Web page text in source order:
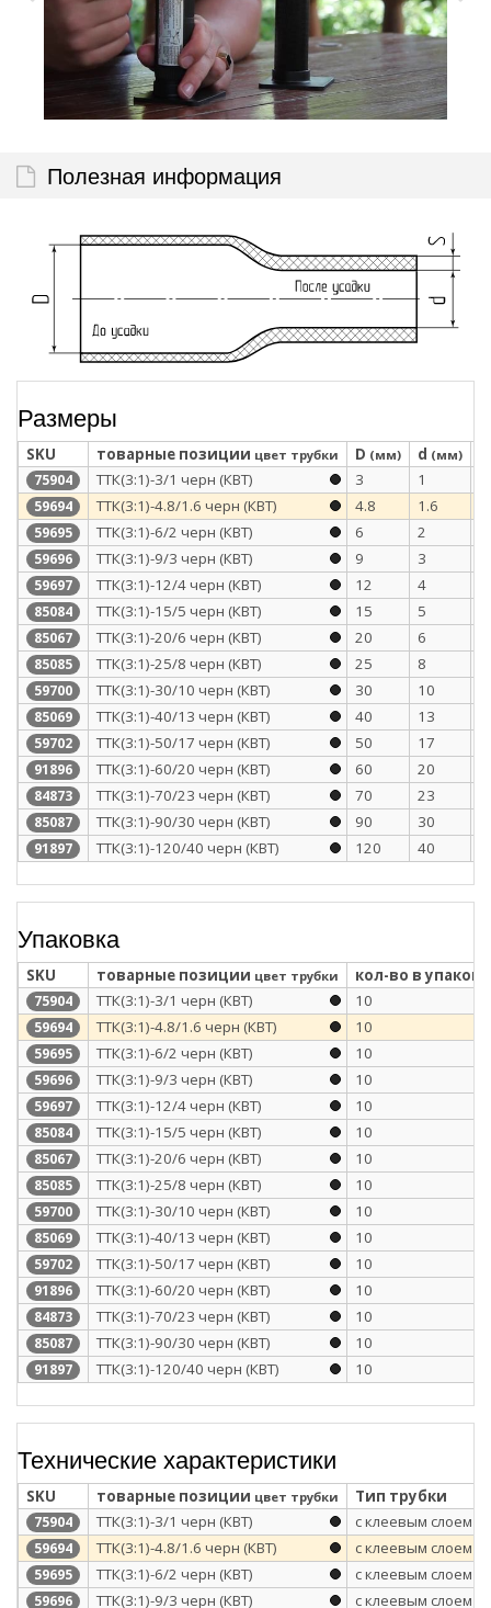
Полезная информация
Размеры
SKU товарные позиции цвет трубки D (мм) d (мм)
75904 ТТК(3:1)-3/1 черн (КВТ) 3 1
59694 ТТК(3:1)-4.8/1.6 черн (КВТ) 4.8 1.6
59695 ТТК(3:1)-6/2 черн (КВТ) 6 2
59696 ТТК(3:1)-9/3 черн (КВТ) 9 3
59697 ТТК(3:1)-12/4 черн (КВТ) 12 4
85084 ТТК(3:1)-15/5 черн (КВТ) 15 5
85067 ТТК(3:1)-20/6 черн (КВТ) 20 6
85085 ТТК(3:1)-25/8 черн (КВТ) 25 8
59700 ТТК(3:1)-30/10 черн (КВТ) 30 10
85069 ТТК(3:1)-40/13 черн (КВТ) 40 13
59702 ТТК(3:1)-50/17 черн (КВТ) 50 17
91896 ТТК(3:1)-60/20 черн (КВТ) 60 20
84873 ТТК(3:1)-70/23 черн (КВТ) 70 23
85087 ТТК(3:1)-90/30 черн (КВТ) 90 30
91897 ТТК(3:1)-120/40 черн (КВТ) 120 40
Упаковка
SKU товарные позиции цвет трубки кол-во в
75904 ТТК(3:1)-3/1 черн (КВТ) 10
59694 ТТК(3:1)-4.8/1.6 черн (КВТ) 10
59695 ТТК(3:1)-6/2 черн (КВТ) 10
59696 ТТК(3:1)-9/3 черн (КВТ) 10
59697 ТТК(3:1)-12/4 черн (КВТ) 10
85084 ТТК(3:1)-15/5 черн (КВТ) 10
85067 ТТК(3:1)-20/6 черн (КВТ) 10
85085 ТТК(3:1)-25/8 черн (КВТ) 10
59700 ТТК(3:1)-30/10 черн (КВТ) 10
85069 ТТК(3:1)-40/13 черн (КВТ) 10
59702 ТТК(3:1)-50/17 черн (КВТ) 10
91896 ТТК(3:1)-60/20 черн (КВТ) 10
84873 ТТК(3:1)-70/23 черн (КВТ) 10
85087 ТТК(3:1)-90/30 черн (КВТ) 10
91897 ТТК(3:1)-120/40 черн (КВТ) 10
Технические характеристики
SKU товарные позиции цвет трубки Тип трубки
75904 ТТК(3:1)-3/1 черн (КВТ) с клеевым слоем
59694 ТТК(3:1)-4.8/1.6 черн (КВТ) с клеевым слоем
59695 ТТК(3:1)-6/2 черн (КВТ) с клеевым слоем
59696 ТТК(3:1)-9/3 черн (КВТ) с клеевым слоем